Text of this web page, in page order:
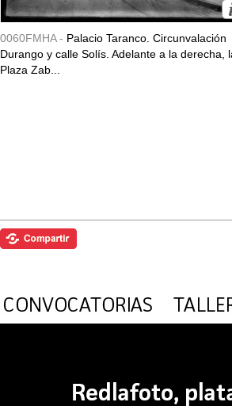
0060FMHA - Palacio Taranco. Circunvalación
Durango y calle Solís. Adelante a la derecha,
Plaza Zab...